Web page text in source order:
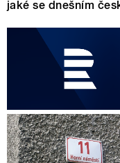
jaké se dnešním